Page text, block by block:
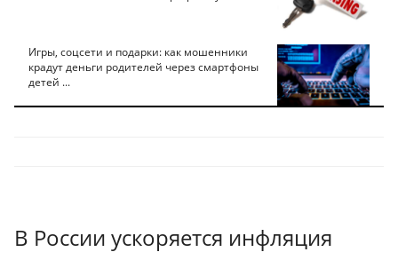
Игры, соцсети и подарки: как мошенники
крадут деньги родителей через смартфоны
детей ...
В России ускоряется инфляция